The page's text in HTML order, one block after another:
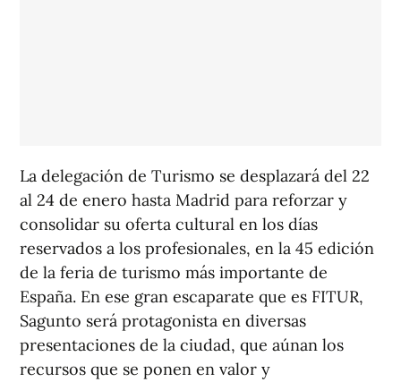
La delegación de Turismo se desplazará del 22
al 24 de enero hasta Madrid para reforzar y
consolidar su oferta cultural en los días
reservados a los profesionales, en la 45 edición
de la feria de turismo más importante de
España. En ese gran escaparate que es FITUR,
Sagunto será protagonista en diversas
presentaciones de la ciudad, que aúnan los
recursos que se ponen en valor y